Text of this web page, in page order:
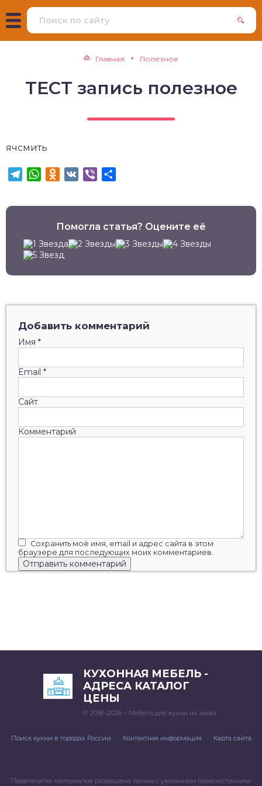
Главная Полезное
ТЕСТ запись полезное
ячсмить
TelegramWhatsApp
Odnoklassniki
VK Viber
Помогла статья? Оцените её
Добавить комментарий
Имя *
Email *
Сайт
Комментарий
Сохранить моё имя, email и адрес сайта в этом
браузере для последующих моих комментариев.
КУХОННАЯ МЕБЕЛЬ -
АДРЕСА КАТАЛОГ
ЦЕНЫ
© 2018–2026 – Мебель для кухни на заказ
Поиск кухни в городах России Контактная информация Карта сайта
Перепечатка материалов разрешена только с указанием первоисточника